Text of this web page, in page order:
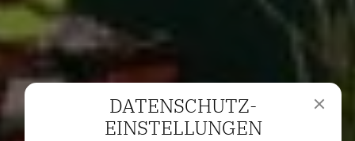
DATENSCHUTZ­
EINSTELLUNGEN